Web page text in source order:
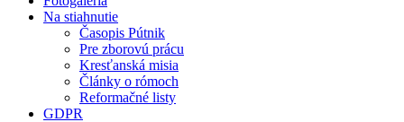
Na stiahnutie
Časopis Pútnik
Pre zborovú prácu
Kresťanská misia
Články o rómoch
Reformačné listy
GDPR